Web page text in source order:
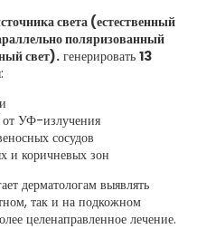
света (естественный
поляризованный
свет).генерировать 13
УФ-излучения
сосудов
и коричневых зон
дерматологам выявлять
так и на подкожном
целенаправленное лечение.